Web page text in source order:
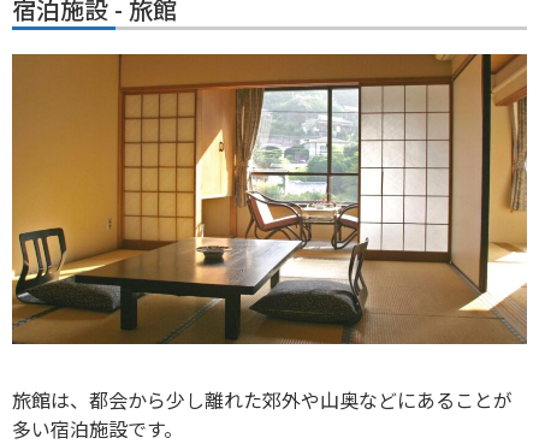
宿泊施設 - 旅館
旅館は、都会から少し離れた郊外や山奥などにあることが
多い宿泊施設です。